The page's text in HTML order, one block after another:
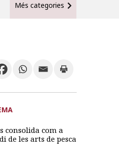
Més categories
consolida com a
de les arts de pesca